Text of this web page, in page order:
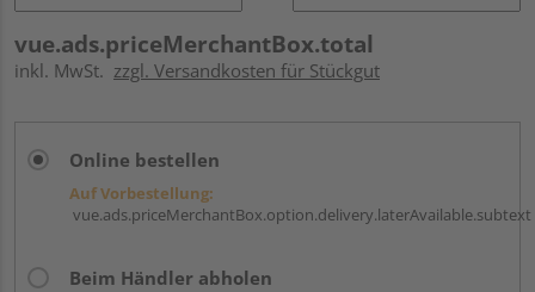
vue.ads.priceMerchantBox.total
inkl. MwSt. zzgl. Versandkosten für Stückgut
Online bestellen
Auf Vorbestellung:
vue.ads.priceMerchantBox.option.delivery.laterAvailable.subtext
Beim Händler abholen